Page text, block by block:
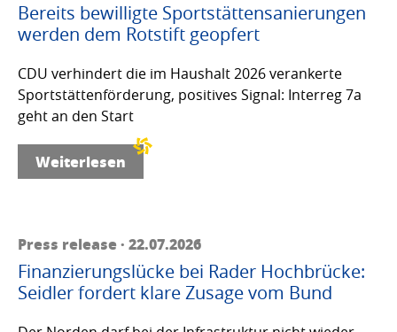
Bereits bewilligte Sportstättensanierungen
werden dem Rotstift geopfert
CDU verhindert die im Haushalt 2026 verankerte
Sportstättenförderung, positives Signal: Interreg 7a
geht an den Start
Weiterlesen
Press release · 22.07.2026
Finanzierungslücke bei Rader Hochbrücke:
Seidler fordert klare Zusage vom Bund